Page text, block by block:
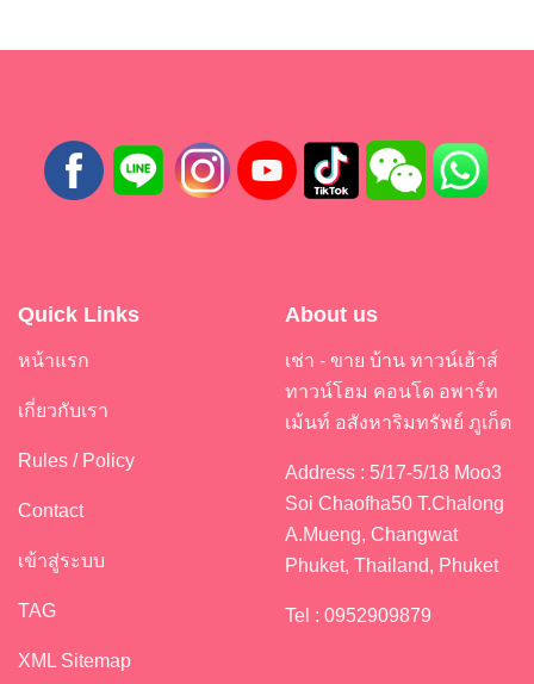
Quick Links
หน้าแรก
เกี่ยวกับเรา
Rules / Policy
Contact
เข้าสู่ระบบ
TAG
XML Sitemap
About us
เช่า - ขาย บ้าน ทาวน์เฮ้าส์
ทาวน์โฮม คอนโด อพาร์ท
เม้นท์ อสังหาริมทรัพย์ ภูเก็ต
Address : 5/17-5/18 Moo3
Soi Chaofha50 T.Chalong
A.Mueng, Changwat
Phuket, Thailand, Phuket
Tel : 0952909879